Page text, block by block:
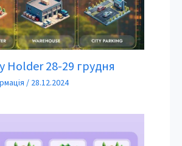
Holder 28-29 грудня
/ 28.12.2024